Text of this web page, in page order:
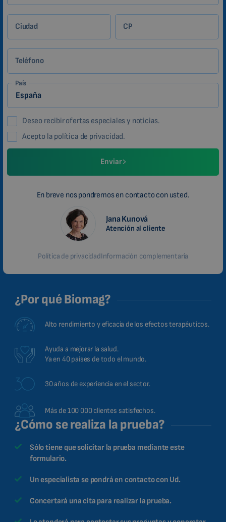
Ciudad CP
Teléfono
País
Deseo recibir ofertas especiales y noticias.
Acepto la política de privacidad.
Enviar
En breve nos pondremos en contacto con usted.
Jana Kunová
Atención al cliente
Política de privacidadInformación complementaria
¿Por qué Biomag?
Alto rendimiento y eficacia de los efectos terapéuticos.
Ayuda a mejorar la salud.
Ya en 40 países de todo el mundo.
30 años de experiencia en el sector.
Más de 100 000 clientes satisfechos.
¿Cómo se realiza la prueba?
Sólo tiene que solicitar la prueba mediante este
formulario.
Un especialista se pondrá en contacto con Ud.
Concertará una cita para realizar la prueba.